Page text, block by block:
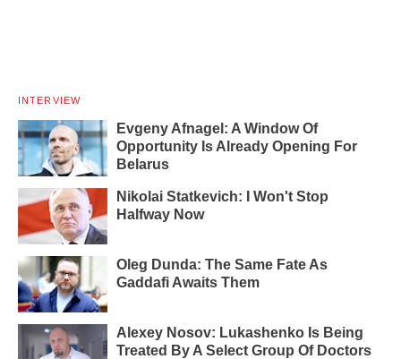
INTERVIEW
Evgeny Afnagel: A Window Of
Opportunity Is Already Opening For
Belarus
Nikolai Statkevich: I Won't Stop
Halfway Now
Oleg Dunda: The Same Fate As
Gaddafi Awaits Them
Alexey Nosov: Lukashenko Is Being
Treated By A Select Group Of Doctors